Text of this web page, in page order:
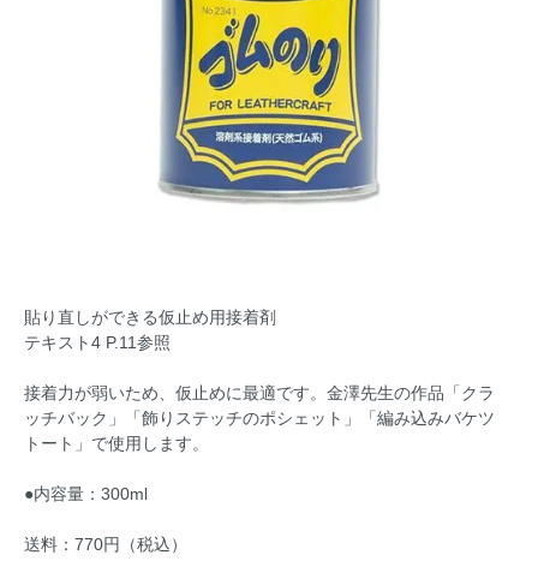
貼り直しができる仮止め用接着剤
テキスト4 P.11参照
接着力が弱いため、仮止めに最適です。金澤先生の作品「クラ
ッチバック」「飾りステッチのポシェット」「編み込みバケツ
トート」で使用します。
●内容量：300ml
送料：770円（税込）